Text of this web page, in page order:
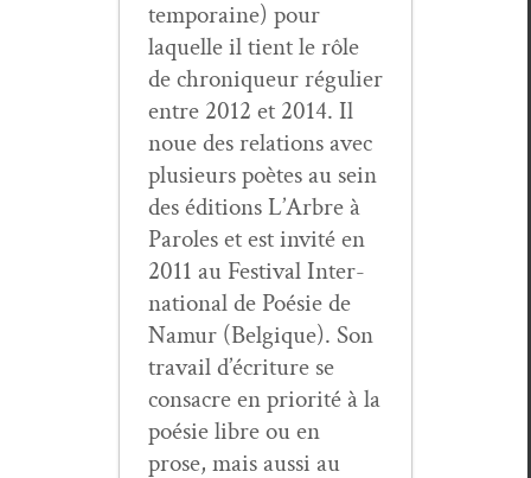
tem­po­raine) pour
laque­lle il tient le rôle
de chroniqueur réguli­er
entre 2012 et 2014. Il
noue des rela­tions avec
plusieurs poètes au sein
des édi­tions L’Arbre à
Paroles et est invité en
2011 au Fes­ti­val Inter­
na­tion­al de Poésie de
Namur (Bel­gique). Son
tra­vail d’écriture se
con­sacre en pri­or­ité à la
poésie libre ou en
prose, mais aus­si au